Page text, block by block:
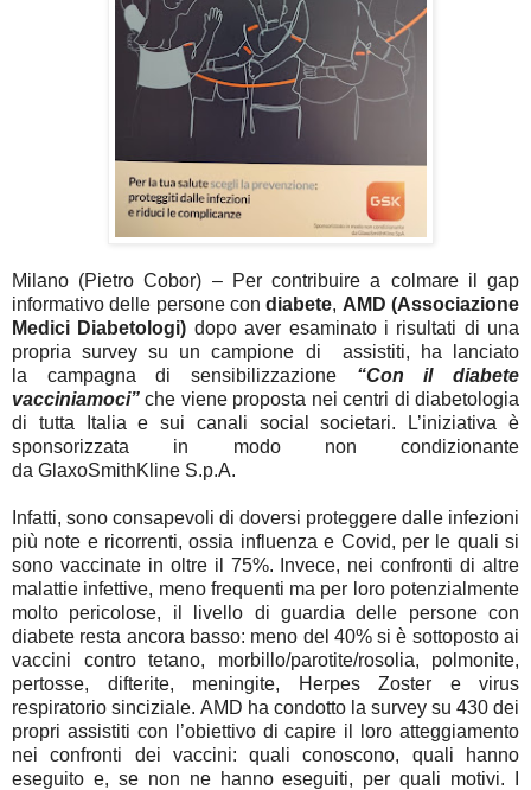
Milano (Pietro Cobor) – Per contribuire a colmare il gap
informativo delle persone condiabete, AMD (Associazione
Medici Diabetologi) dopo aver esaminato i risultati di una
propria survey su un campione di assistiti,
ha lanciato
la campagna di sensibilizzazione
“Con il diabete
vacciniamoci” che viene proposta nei centri di diabetologia
di tutta Italia e sui canali social societari.
L’iniziativa è
sponsorizzata in modo non condizionante
da GlaxoSmithKline S.p.A.
Infatti, sono consapevoli di doversi proteggere dalle infezioni
più note e ricorrenti, ossia influenza e Covid, per le quali si
sono vaccinatein oltre il 75%. Invece, nei confronti di altre
malattie infettive, meno frequenti ma per loro potenzialmente
molto pericolose, il livello di guardia delle
persone con
diabete resta ancora basso: meno del 40% si è sottoposto ai
vaccini contro tetano, morbillo/parotite/rosolia, polmonite,
pertosse, difterite, meningite, Herpes Zoster e virus
respiratorio sinciziale. AMD ha condotto la survey su 430 dei
propri assistiti con l’obiettivo di capire il loro atteggiamento
nei confronti dei
vaccini: quali conoscono, quali hanno
eseguito e, se non ne hanno eseguiti, per quali motivi. I